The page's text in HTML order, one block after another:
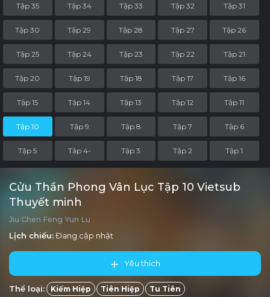
Tập 35 Tập 34 Tập 33 Tập 32 Tập 31
Tập 30 Tập 29 Tập 28 Tập 27 Tập 26
Tập 25 Tập 24 Tập 23 Tập 22 Tập 21
Tập 20 Tập 19 Tập 18 Tập 17 Tập 16
Tập 15 Tập 14 Tập 13 Tập 12 Tập 11
Tập 10 Tập 9 Tập 8 Tập 7 Tập 6
Tập 5 Tập 4- Tập 3 Tập 2 Tập 1
Cửu Thần Phong Vân Lục Tập 10 Vietsub
Thuyết minh
Jiu Chen Feng Yun Lu
Lịch chiếu:Đang cập nhật
Yêu thích
Thể loại: Kiếm Hiệp Tiên Hiệp Tu Tiên